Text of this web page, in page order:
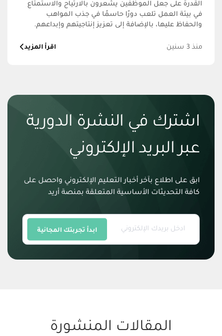
القدرة على جعل الموظفين يشعرون بالارتياح والاستمتاع
في بيئة العمل تلعب دورًا حاسمًا في جذب المواهب
والحفاظ عليها، بالإضافة إلى تعزيز إنتاجيتهم وإبداعهم.
منذ 3 سنين اقرأ المزيد
اشترك في النشرة الدورية
عبر البريد الإلكتروني
ابق على اطلاع بآخر أخبار التعليم الإلكتروني واحصل على
كافة التحديثات الأساسية المتعلقة بمنصة أريد
ابدأ تجربتك المجانية
المقالات المنشورة